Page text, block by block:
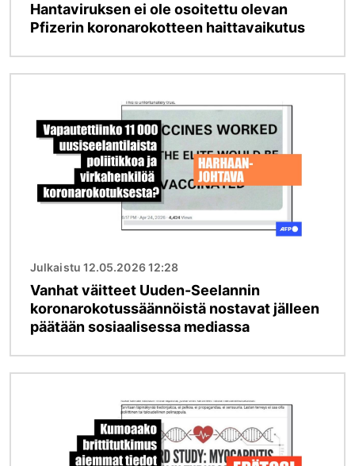
Hantaviruksen ei ole osoitettu olevan
Pfizerin koronarokotteen haittavaikutus
Julkaistu 12.05.2026 12:28
Vanhat väitteet Uuden-Seelannin
koronarokotussäännöistä nostavat jälleen
päätään sosiaalisessa mediassa